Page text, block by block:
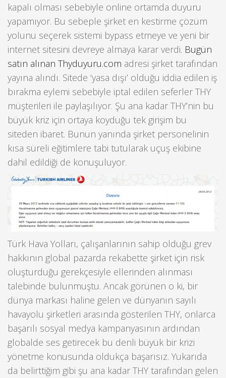
kapalı olması sebebiyle online ortamda duyuru
yapamıyor. Bu sebeple şirket en kestirme çözüm
yolunu seçerek sistemi bypass etmeye ve yeni bir
internet sitesini devreye almaya karar verdi. Bugün
satın alınan Thyduyuru.com adresi şirket tarafından
yayına alındı. Sitede ‘yasa dışı’ olduğu iddia edilen iş
bırakma eylemi sebebiyle iptal edilen seferler THY
müşterileri ile paylaşılıyor. Şu ana kadar THY’nin bu
büyük kriz için ortaya koyduğu tek girişim bu
siteden ibaret. Bunun yanında şirket personelinin
kısa süreli eğitimlere tabi tutularak uçuş ekibine
dahil edildiği de konuşuluyor.
Türk Hava Yolları, çalışanlarının sahip olduğu grev
hakkının global pazarda rekabette şirket için risk
oluşturduğu gerekçesiyle ellerinden alınması
talebinde bulunmuştu. Ancak görünen o ki, bir
dünya markası haline gelen ve dünyanın sayılı
havayolu şirketleri arasında gösterilen THY, onlarca
başarılı sosyal medya kampanyasının ardından
globalde ses getirecek bu denli büyük bir krizi
yönetme konusunda oldukça başarısız. Yukarıda
da belirttiğim gibi şu ana kadar THY tarafından gelen